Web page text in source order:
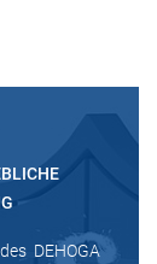
DEHOGA